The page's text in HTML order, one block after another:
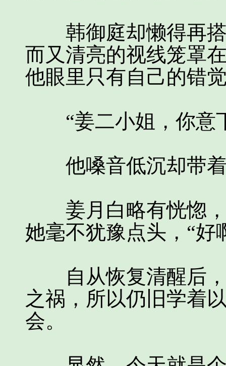
韩御庭却懒得再搭
而又清亮的视线笼罩
他眼里只有自己的错
“姜二小姐，你意
他嗓音低沉却带着
姜月白略有恍惚，
她毫不犹豫点头，“好
自从恢复清醒后，
之祸，所以仍旧学着
会。